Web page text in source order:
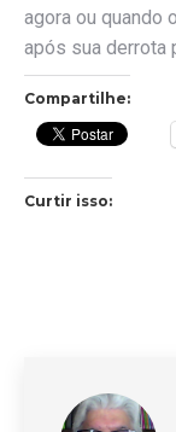
agora ou quando
após sua derrota
Compartilhe:
Curtir isso: